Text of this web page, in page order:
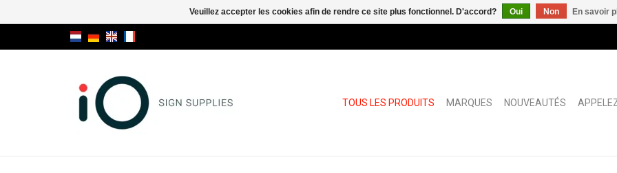
TOUS LES PRODUITS MARQUES NOUVEAUTÉS
Veuillez accepter les cookies afin de rendre ce site plus fonctionnel. D'accord? Oui Non En savoir